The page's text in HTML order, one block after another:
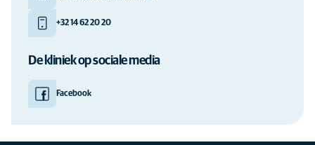
+32 14 62 20 20
De kliniek op sociale media
Facebook